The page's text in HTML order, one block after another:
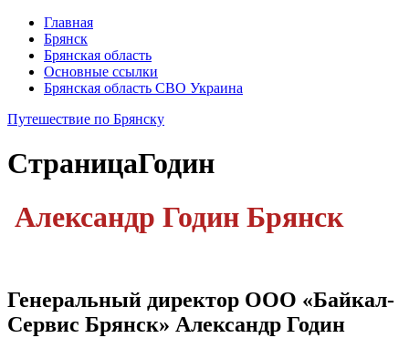
Главная
Брянск
Брянская область
Основные ссылки
Брянская область СВО Украина
Путешествие по Брянску
СтраницаГодин
Александр Годин Брянск
Генеральный ди­ректор ООО «Байкал-
Сервис Брянск» Александр Годин